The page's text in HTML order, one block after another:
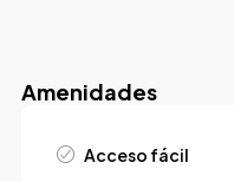
Amenidades
Acceso fácil